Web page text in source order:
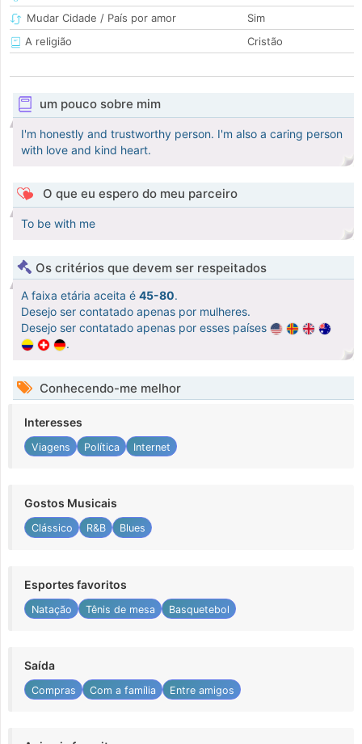
Mudar Cidade / País por amor
Sim
A religião
Cristão
um pouco sobre mim
I'm honestly and trustworthy person. I'm also a caring person
with love and kind heart.
O que eu espero do meu parceiro
To be with me
Os critérios que devem ser respeitados
A faixa etária aceita é 45-80.
Desejo ser contatado apenas por mulheres.
Desejo ser contatado apenas por esses países
.
Conhecendo-me melhor
Interesses
Viagens Política Internet
Gostos Musicais
Clássico R&B Blues
Esportes favoritos
Natação Tênis de mesa Basquetebol
Saída
Compras Com a família Entre amigos